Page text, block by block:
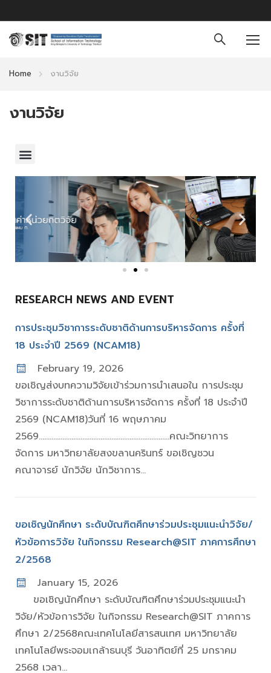
Home งานวิจัย
งานวิจัย
RESEARCH NEWS AND EVENT
การประชุมวิชาการระดับชาติด้านการบริหารจัดการ ครั้งที่
18 ประจำปี 2569 (NCAM18)
February 19, 2026
ขอเชิญส่งบทความวิจัยเข้าร่วมการนำเสนอใน การประชุม
วิชาการระดับชาติด้านการบริหารจัดการ ครั้งที่ 18 ประจำปี
2569 (NCAM18)วันที่ 16 พฤษภาคม
2569………………………………………………………………คณะวิทยาการ
จัดการ มหาวิทยาลัยสงขลานครินทร์ ขอเชิญชวน
คณาจารย์ นักวิจัย นักวิชาการ...
ขอเชิญนักศึกษา ระดับบัณฑิตศึกษาร่วมประชุมแนะนำวิจัย/
หัวข้อการวิจัย ในกิจกรรม Research@SIT ภาคการศึกษา
2/2568
January 15, 2026
ขอเชิญนักศึกษา ระดับบัณฑิตศึกษาร่วมประชุมแนะนำ
วิจัย/หัวข้อการวิจัย ในกิจกรรม Research@SIT ภาคการ
ศึกษา 2/2568คณะเทคโนโลยีสารสนเทศ มหาวิทยาลัย
เทคโนโลยีพระจอมเกล้าธนบุรี วันอาทิตย์ที่ 25 มกราคม
2568 เวลา...